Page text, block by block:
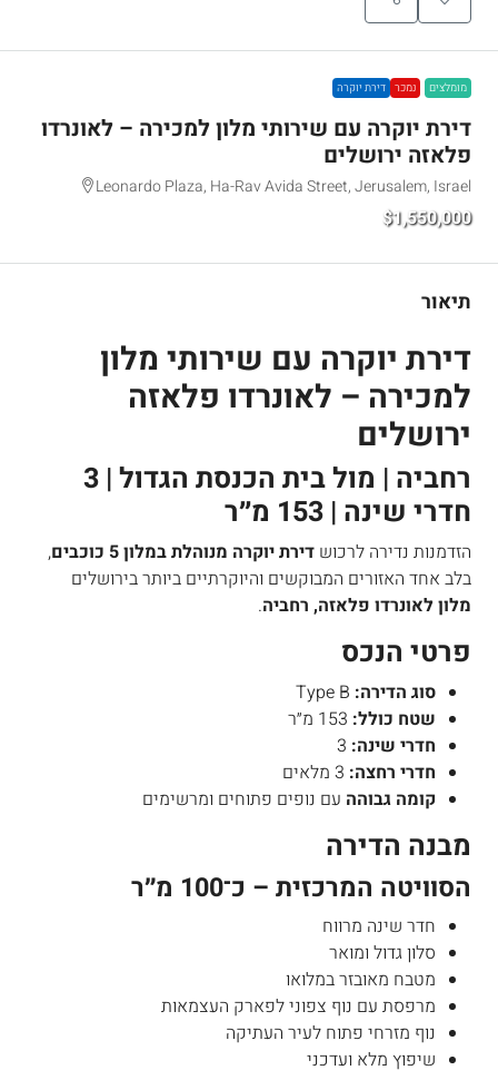
מומלצים נמכר דירת יוקרה
דירת יוקרה עם שירותי מלון למכירה – לאונרדו
פלאזה ירושלים
Leonardo Plaza, Ha-Rav Avida Street, Jerusalem, Israel
$1,550,000
תיאור
דירת יוקרה עם שירותי מלון
למכירה – לאונרדו פלאזה
ירושלים
רחביה | מול בית הכנסת הגדול | 3
חדרי שינה | 153 מ״ר
הזדמנות נדירה לרכוש דירת יוקרה מנוהלת במלון 5 כוכבים
,
בלב אחד האזורים המבוקשים והיוקרתיים ביותר בירושלים
מלון לאונרדו פלאזה, רחביה.
פרטי הנכס
סוג הדירה:
שטח כולל:
חדרי שינה:
חדרי רחצה:
קומה גבוהה עם נופים פתוחים ומרשימים
מבנה הדירה
הסוויטה המרכזית – כ־100 מ״ר
חדר שינה מרווח
סלון גדול ומואר
מטבח מאובזר במלואו
מרפסת עם נוף צפוני לפארק העצמאות
נוף מזרחי פתוח לעיר העתיקה
שיפוץ מלא ועדכני